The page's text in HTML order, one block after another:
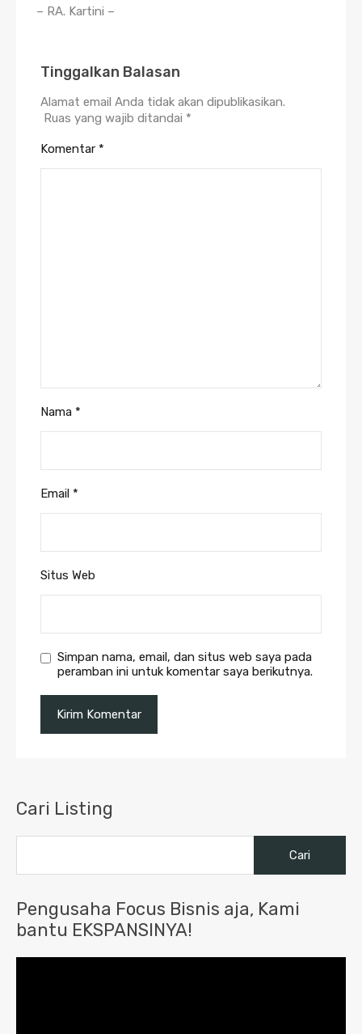
– RA. Kartini –
Tinggalkan Balasan
Alamat email Anda tidak akan dipublikasikan.
Ruas yang wajib ditandai *
Komentar *
Nama *
Email *
Situs Web
Simpan nama, email, dan situs web saya pada
peramban ini untuk komentar saya berikutnya.
Cari Listing
Pengusaha Focus Bisnis aja, Kami
bantu EKSPANSINYA!